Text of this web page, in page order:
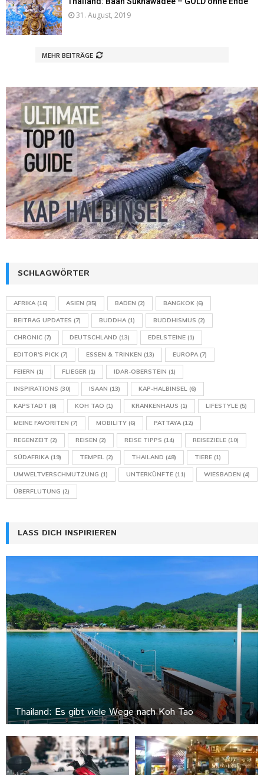
31. August, 2019
MEHR BEITRÄGE
SCHLAGWÖRTER
AFRIKA(16) ASIEN (35) BADEN (2) BANGKOK (6)
BEITRAG UPDATES (7) BUDDHA(1) BUDDHISMUS (2)
CHRONIC (7) DEUTSCHLAND (13) EDELSTEINE (1)
EDITOR'S PICK (7) ESSEN & TRINKEN (13) EUROPA(7)
FEIERN (1) FLIEGER (1) IDAR-OBERSTEIN (1)
INSPIRATIONS (30) ISAAN (13) KAP-HALBINSEL (6)
KAPSTADT (8) KOH TAO (1) KRANKENHAUS (1) LIFESTYLE (5)
MEINE FAVORITEN (7) MOBILITY (6) PATTAYA(12)
REGENZEIT (2) REISEN (2) REISE TIPPS (14) REISEZIELE (10)
SÜDAFRIKA(19) TEMPEL (2) THAILAND (48) TIERE (1)
UMWELTVERSCHMUTZUNG (1) UNTERKÜNFTE (11) WIESBADEN (4)
ÜBERFLUTUNG (2)
LASS DICH INSPIRIEREN
Thailand: Es gibt viele Wege nach Koh Tao